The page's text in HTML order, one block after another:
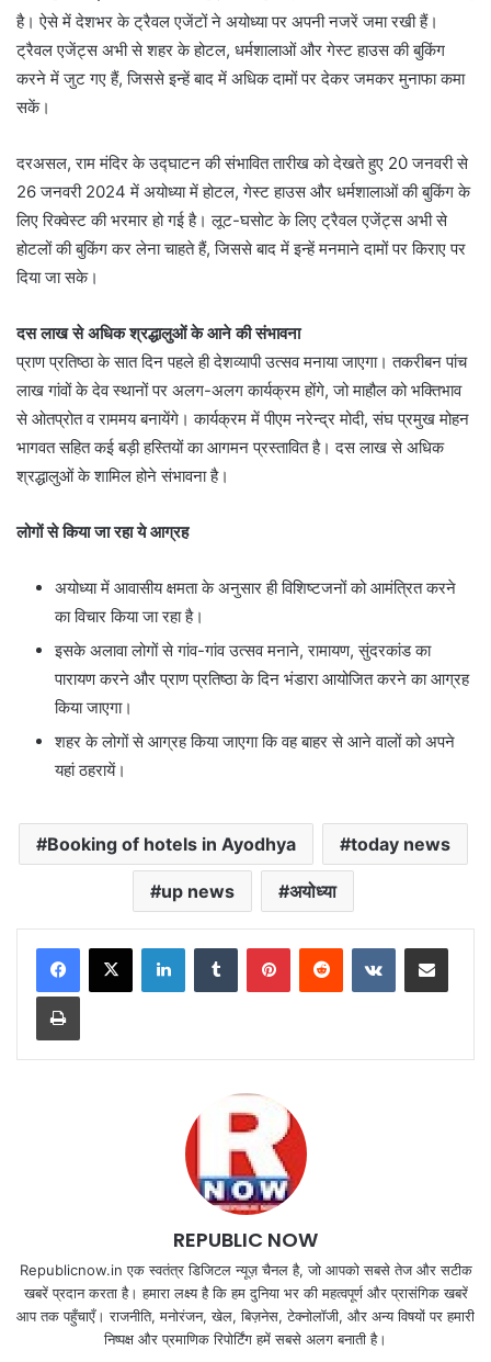
है। ऐसे में देशभर के ट्रैवल एजेंटों ने अयोध्‍या पर अपनी नजरें जमा रखी हैं।
ट्रैवल एजेंट्स अभी से शहर के होटल, धर्मशालाओं और गेस्‍ट हाउस की बुकिंग
करने में जुट गए हैं, ज‍िससे इन्‍हें बाद में अधि‍क दामों पर देकर जमकर मुनाफा कमा
सकें।
दरअसल, राम मंद‍िर के उद्घाटन की संभाव‍ित तारीख को देखते हुए 20 जनवरी से
26 जनवरी 2024 में अयोध्‍या में होटल, गेस्ट हाउस और धर्मशालाओं की बुकिंग के
ल‍िए र‍िक्‍वेस्‍ट की भरमार हो गई है। लूट-घसोट के ल‍िए ट्रैवल एजेंट्स अभी से
होटलों की बुकिंग कर लेना चाहते हैं, ज‍िससे बाद में इन्‍हें मनमाने दामों पर क‍िराए पर
द‍िया जा सके।
दस लाख से अधिक श्रद्धालुओं के आने की संभावना
प्राण प्रतिष्ठा के सात दिन पहले ही देशव्यापी उत्सव मनाया जाएगा। तकरीबन पांच
लाख गांवों के देव स्थानों पर अलग-अलग कार्यक्रम होंगे, जो माहौल को भक्तिभाव
से ओतप्रोत व राममय बनायेंगे। कार्यक्रम में पीएम नरेन्द्र मोदी, संघ प्रमुख मोहन
भागवत सहित कई बड़ी हस्तियों का आगमन प्रस्तावित है। दस लाख से अधिक
श्रद्धालुओं के शामिल होने संभावना है।
लोगों से क‍िया जा रहा ये आग्रह
अयोध्या में आवासीय क्षमता के अनुसार ही विशिष्टजनों को आमंत्रित करने
का विचार किया जा रहा है।
इसके अलावा लोगों से गांव-गांव उत्सव मनाने, रामायण, सुंदरकांड का
पारायण करने और प्राण प्रतिष्ठा के दिन भंडारा आयोजित करने का आग्रह
किया जाएगा।
शहर के लोगों से आग्रह किया जाएगा कि वह बाहर से आने वालों को अपने
यहां ठहरायें।
Booking of hotels in Ayodhya today news
up news अयोध्या
LinkedInTumblr PinterestReddit VKontakteShare via Email
Print
REPUBLIC NOW
Republicnow.in एक स्वतंत्र डिजिटल न्यूज़ चैनल है, जो आपको सबसे तेज और सटीक
खबरें प्रदान करता है। हमारा लक्ष्य है कि हम दुनिया भर की महत्वपूर्ण और प्रासंगिक खबरें
आप तक पहुँचाएँ। राजनीति, मनोरंजन, खेल, बिज़नेस, टेक्नोलॉजी, और अन्य विषयों पर हमारी
निष्पक्ष और प्रमाणिक रिपोर्टिंग हमें सबसे अलग बनाती है।